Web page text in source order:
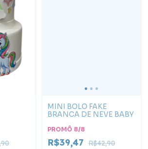
MINI BOLO FAKE
BRANCA DE NEVE BABY
PROMÔ 8/8
R$39,47 R$42,90